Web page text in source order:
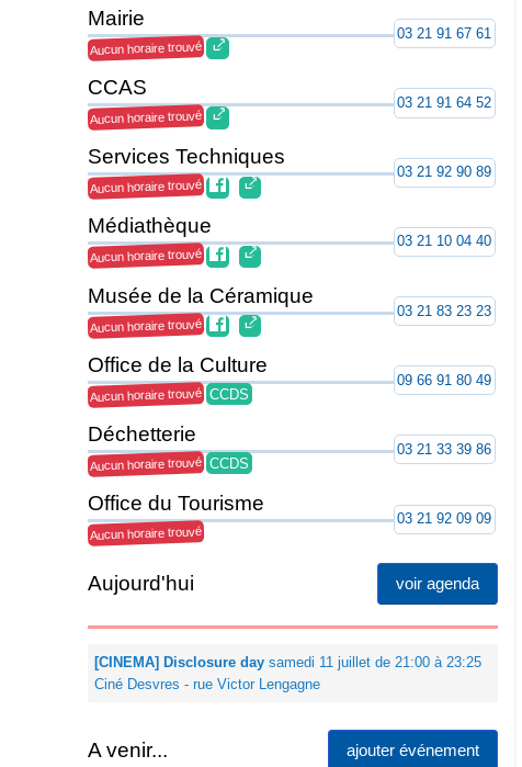
Mairie
Aucun horaire trouvé
03 21 91 67 61
CCAS
Aucun horaire trouvé
03 21 91 64 52
Services Techniques
Aucun horaire trouvé
03 21 92 90 89
Médiathèque
Aucun horaire trouvé
03 21 10 04 40
Musée de la Céramique
Aucun horaire trouvé
03 21 83 23 23
Office de la Culture
Aucun horaire trouvé
09 66 91 80 49
Déchetterie
Aucun horaire trouvé
CCDS
03 21 33 39 86
Office du Tourisme
Aucun horaire trouvé
CCDS
03 21 92 09 09
voir agenda
Aujourd'hui
[CINEMA] Disclosure day samedi 11 juillet de 21:00 à 23:25
Ciné Desvres - rue Victor Lengagne
A venir... ajouter événement